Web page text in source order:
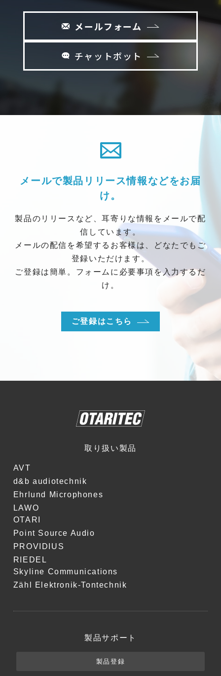
メールフォーム
チャットボット
メールで製品リリース情報などをお届
け。
製品のリリースなど、耳寄りな情報をメールで配
信しています。
メールの配信を希望するお客様は、どなたでもご
登録いただけます。
ご登録は簡単。フォームに必要事項を入力するだ
け。
ご登録はこちら
取り扱い製品
AVT
d&b audiotechnik
Ehrlund Microphones
LAWO
OTARI
Point Source Audio
PROVIDIUS
RIEDEL
Skyline Communications
Zähl Elektronik-Tontechnik
製品サポート
製品登録